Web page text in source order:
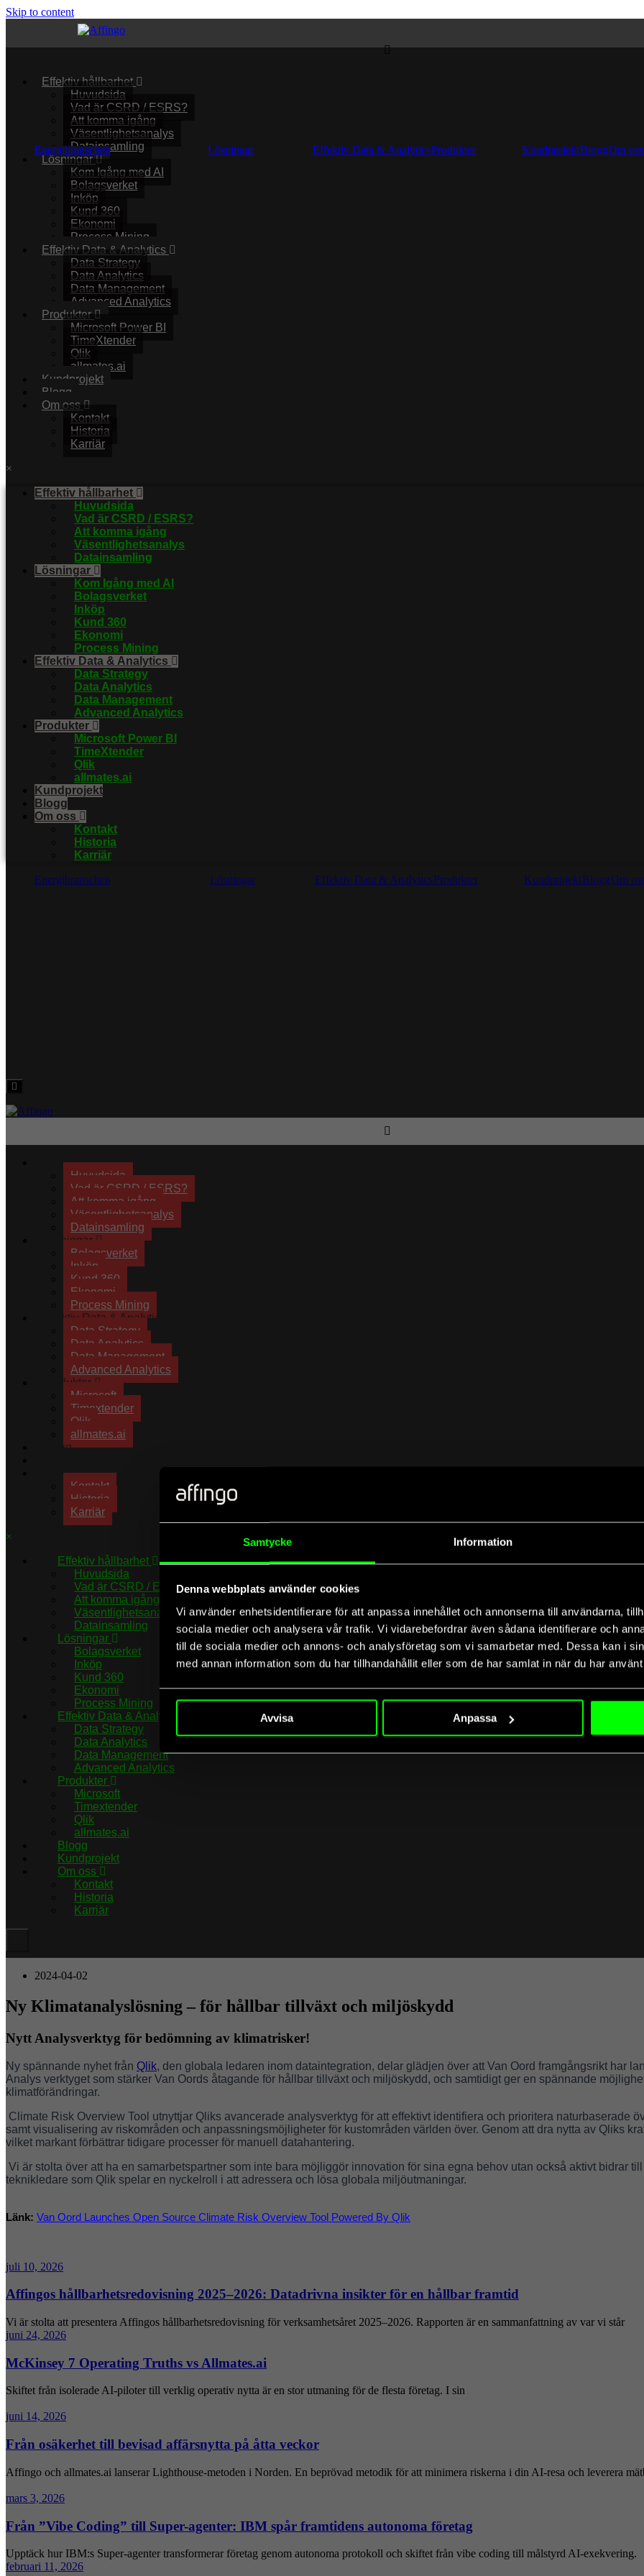
Samtycke Information
Denna webbplats använder cookies
Vi använder enhetsidentifierare för att anpassa innehållet och annonserna till användarna,
sociala medier och analysera vår trafik. Vi vidarebefordrar även sådana identifierare och
till de sociala medier och annons- och analysföretag som vi samarbetar med. Dessa kan i
med annan information som du har tillhandahållit eller som de har samlat in när du har
Avvisa Anpassa
Skip to content
Effektiv hållbarhet
Huvudsida
Vad är CSRD / ESRS?
Att komma igång
Väsentlighetsanalys
Datainsamling
Lösningar
Kom Igång med AI
Bolagsverket
Inköp
Kund 360
Ekonomi
Process Mining
Effektiv Data & Analytics
Data Strategy
Data Analytics
Data Management
Advanced Analytics
Produkter
Microsoft Power BI
TimeXtender
Qlik
allmates.ai
Kundprojekt
Blogg
Om oss
Kontakt
Historia
Karriär
×
Effektiv hållbarhet
Huvudsida
Vad är CSRD / ESRS?
Att komma igång
Väsentlighetsanalys
Datainsamling
Lösningar
Kom Igång med AI
Bolagsverket
Inköp
Kund 360
Ekonomi
Process Mining
Effektiv Data & Analytics
Data Strategy
Data Analytics
Data Management
Advanced Analytics
Produkter
Microsoft Power BI
TimeXtender
Qlik
allmates.ai
Kundprojekt
Blogg
Om oss
Kontakt
Historia
Karriär
Energibranschen
Lösningar Effektiv Data & AnalyticsProdukter KundprojektBloggOm
Hamburger
Menu
Effektiv hållbarhet
Huvudsida
Vad är CSRD / ESRS?
Att komma igång
Väsentlighetsanalys
Datainsamling
Lösningar
Bolagsverket
Inköp
Kund 360
Ekonomi
Process Mining
Effektiv Data & Analytics
Data Strategy
Data Analytics
Data Management
Advanced Analytics
Produkter
Microsoft
Timextender
Qlik
allmates.ai
Blogg
Om oss
Kontakt
Historia
Karriär
×
Effektiv hållbarhet
Huvudsida
Vad är CSRD / ESRS?
Att komma igång
Väsentlighetsanalys
Datainsamling
Lösningar
Bolagsverket
Inköp
Kund 360
Ekonomi
Process Mining
Effektiv Data & Analytics
Data Strategy
Data Analytics
Data Management
Advanced Analytics
Produkter
Microsoft
Timextender
Qlik
allmates.ai
Blogg
Kundprojekt
Om oss
Kontakt
Historia
Karriär
Energibranschen Lösningar Effektiv Data & AnalyticsProdukter KundprojektBloggOm oss
Menu
2024-04-02
Ny Klimatanalyslösning – för hållbar tillväxt och miljöskydd
Nytt Analysverktyg för bedömning av klimatrisker!
Ny spännande nyhet från Qlik, den globala ledaren inom dataintegration, delar glädjen över att Van Oord framgångsrikt har
Analys verktyget som stärker Van Oords åtagande för hållbar tillväxt och miljöskydd, och samtidigt ger en spännande
klimatförändringar.
Climate Risk Overview Tool utnyttjar Qliks avancerade analysverktyg för att effektivt identifiera och prioritera naturbaserade
samt visualisering av riskområden och anpassningsmöjligheter för kustområden världen över. Genom att dra nytta av Qliks
vilket markant förbättrar tidigare processer för manuell datahantering.
Vi är stolta över att ha en samarbetspartner som inte bara möjliggör innovation för sina egna behov utan också aktivt bidrar
teknikledare som Qlik spelar en nyckelroll i att adressera och lösa globala miljöutmaningar.
Länk: Van Oord Launches Open Source Climate Risk Overview Tool Powered By Qlik
juli 10, 2026
Affingos hållbarhetsredovisning 2025–2026: Datadrivna insikter för en hållbar framtid
Vi är stolta att presentera Affingos hållbarhetsredovisning för verksamhetsåret 2025–2026. Rapporten är en sammanfattning av var vi står
juni 24, 2026
McKinsey 7 Operating Truths vs Allmates.ai
Skiftet från isolerade AI-piloter till verklig operativ nytta är en stor utmaning för de flesta företag. I sin
juni 14, 2026
Från osäkerhet till bevisad affärsnytta på åtta veckor
Affingo och allmates.ai lanserar Lighthouse-metoden i Norden. En beprövad metodik för att minimera riskerna i din AI-resa och leverera
mars 3, 2026
Från ”Vibe Coding” till Super-agenter: IBM spår framtidens autonoma företag
Upptäck hur IBM:s Super-agenter transformerar företag genom autonoma protokoll och skiftet från vibe coding till målstyrd AI-exekvering.
februari 11, 2026